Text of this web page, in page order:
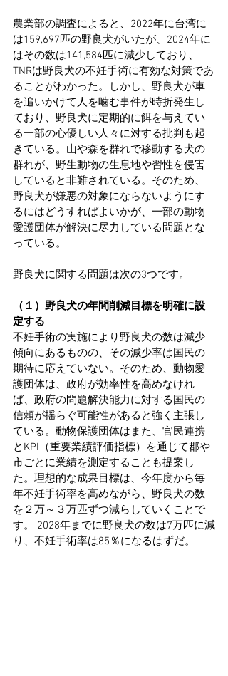
農業部の調査によると、2022年に台湾に
は159,697匹の野良犬がいたが、2024年に
はその数は141,584匹に減少しており、
TNRは野良犬の不妊手術に有効な対策であ
ることがわかった。しかし、野良犬が車
を追いかけて人を噛む事件が時折発生し
ており、野良犬に定期的に餌を与えてい
る一部の心優しい人々に対する批判も起
きている。山や森を群れで移動する犬の
群れが、野生動物の生息地や習性を侵害
していると非難されている。そのため、
野良犬が嫌悪の対象にならないようにす
るにはどうすればよいかが、一部の動物
愛護団体が解決に尽力している問題とな
っている。
野良犬に関する問題は次の3つです。
（１）野良犬の年間削減目標を明確に設
定する
不妊手術の実施により野良犬の数は減少
傾向にあるものの、その減少率は国民の
期待に応えていない。そのため、動物愛
護団体は、政府が効率性を高めなけれ
ば、政府の問題解決能力に対する国民の
信頼が揺らぐ可能性があると強く主張し
ている。動物保護団体はまた、官民連携
とKPI（重要業績評価指標）を通じて郡や
市ごとに業績を測定することも提案し
た。理想的な成果目標は、今年度から毎
年不妊手術率を高めながら、野良犬の数
を２万～３万匹ずつ減らしていくことで
す。 2028年までに野良犬の数は7万匹に減
り、不妊手術率は85％になるはずだ。